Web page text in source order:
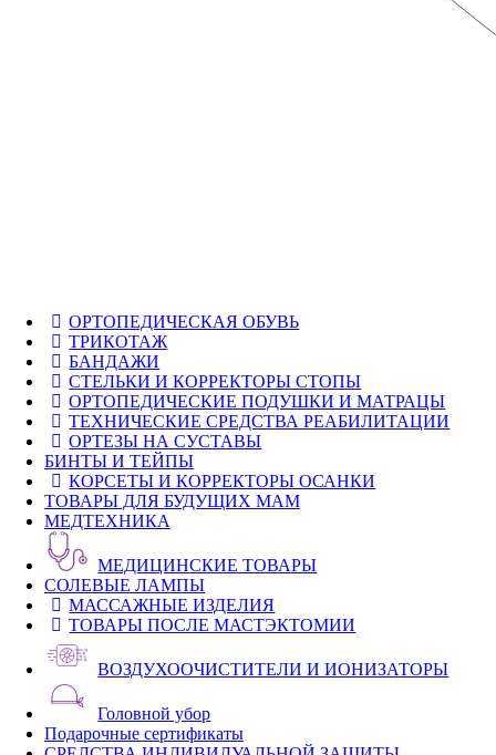
ОРТОПЕДИЧЕСКАЯ ОБУВЬ
ТРИКОТАЖ
БАНДАЖИ
СТЕЛЬКИ И КОРРЕКТОРЫ СТОПЫ
ОРТОПЕДИЧЕСКИЕ ПОДУШКИ И МАТРАЦЫ
ТЕХНИЧЕСКИЕ СРЕДСТВА РЕАБИЛИТАЦИИ
ОРТЕЗЫ НА СУСТАВЫ
БИНТЫ И ТЕЙПЫ
КОРСЕТЫ И КОРРЕКТОРЫ ОСАНКИ
ТОВАРЫ ДЛЯ БУДУЩИХ МАМ
МЕДТЕХНИКА
МЕДИЦИНСКИЕ ТОВАРЫ
СОЛЕВЫЕ ЛАМПЫ
МАССАЖНЫЕ ИЗДЕЛИЯ
ТОВАРЫ ПОСЛЕ МАСТЭКТОМИИ
ВОЗДУХООЧИСТИТЕЛИ И ИОНИЗАТОРЫ
Головной убор
Подарочные сертификаты